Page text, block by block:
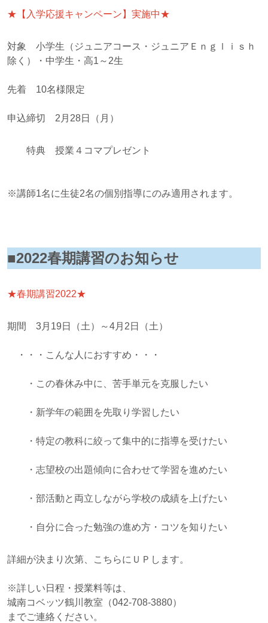
★【入学応援キャンペーン】実施中★
対象 小学生（ジュニアコース・ジュニアＥｎｇｌｉｓｈ
除く）・中学生・高1～2生
先着 10名様限定
申込締切 2月28日（月）
特典 授業４コマプレゼント
※講師1名に生徒2名の個別指導にのみ適用されます。
■2022春期講習のお知らせ
★春期講習2022★
期間 3月19日（土）～4月2日（土）
・・・こんな人におすすめ・・・
・この春休み中に、苦手単元を克服したい
・新学年の範囲を先取り学習したい
・特定の教科に絞って集中的に指導を受けたい
・志望校の出題傾向に合わせて学習を進めたい
・部活動と両立しながら学校の成績を上げたい
・自分に合った勉強の進め方・コツを知りたい
詳細が決まり次第、こちらにＵＰします。
※詳しい日程・授業料等は、
城南コベッツ鶴川教室（042-708-3880）
までご連絡ください。